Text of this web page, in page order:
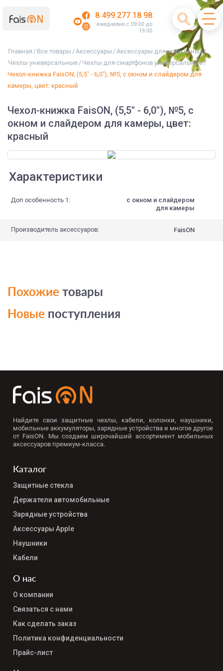
8 499 277 18 98
ежедневно с 09:00 до
19:00
Главная / Все товары / Аксессуары / Аксессуары для мобильных/
Чехлы универсальные / Чехлы для смартфонов универсальные/
Чехол-книжка FaisON, (5,5" - 6,0"), №5, с окном и слайдером для
камеры, цвет: красный
Чехол-книжка FaisON, (5,5" - 6,0"), №5, с
окном и слайдером для камеры, цвет:
красный
Характеристики
Доп особенность 1:
с окном и слайдером
для камеры
Производитель аксессуаров: FaisON
Похожие товары
Новые поступления
Найдите свои защитные чехлы, кабели, колонки, наушники,
мобильные аккумуляторы, зарядные устройства и многое другое
от FaisON. Мы создаем широчайший ассортимент мобильных
аксессуаров премиум-класса.
Каталог
Защитные стекла
Держатели автомобильные
Зарядные устройства
Аксессуары Apple
Наушники
Кабели
О нас
О компании
Связаться с нами
Как сделать заказ
Политика конфиденциальности
Прайс-лист